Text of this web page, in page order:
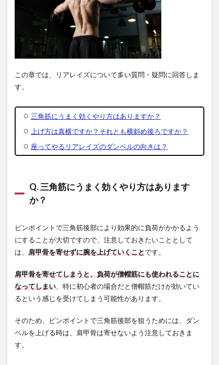
この章では、リアレイズについて多い質問・疑問に回答しま
す。
三角筋にうまく効くやり方はありますか？
上げ方は真横ですか？それとも横斜め後ろですか？
座ってやるリアレイズのダンベルの向きは？
Q. 三角筋にうまく効くやり方はあります
か？
ピンポイントで三角筋後部により効果的に負荷がかかるよう
にすることが大切ですので、注意しておきたいこととして
は、 肩甲骨を寄せずに腕を上げていくことです。
肩甲骨を寄せてしまうと、負荷が僧帽筋にも使われることに
なってしまい 、特に初心者の場合だと僧帽筋だけが効いてい
るという感じを受けてしまう可能性があります。
そのため、ピンポイントで三角筋後部を狙うためには、ダン
ベルを上げる時は、肩甲骨は寄せないよう注意しておきま
す。